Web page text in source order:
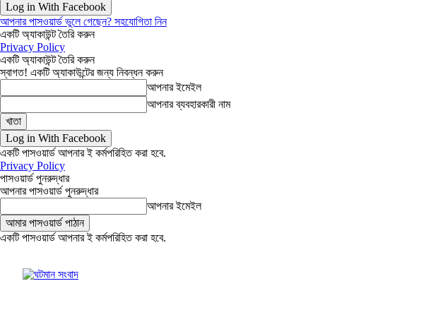
Log in With Facebook
আপনার পাসওয়ার্ড ভুলে গেছেন? সহযোগিতা নিন
একটি অ্যাকাউন্ট তৈরি করুন
Privacy Policy
একটি অ্যাকাউন্ট তৈরি করুন
স্বাগত! একটি অ্যাকাউন্টের জন্য নিবন্ধন করুন
আপনার ইমেইল
আপনার ব্যবহারকারী নাম
Log in With Facebook
একটি পাসওয়ার্ড আপনার ই কর্মপরিহিত করা হবে.
Privacy Policy
পাসওয়ার্ড পুনরুদ্ধার
আপনার পাসওয়ার্ড পুনরুদ্ধার
আপনার ইমেইল
একটি পাসওয়ার্ড আপনার ই কর্মপরিহিত করা হবে.
ঘটমান সংবাদ